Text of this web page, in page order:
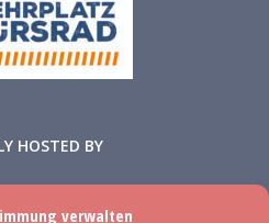
verwalten
HOSTED BY